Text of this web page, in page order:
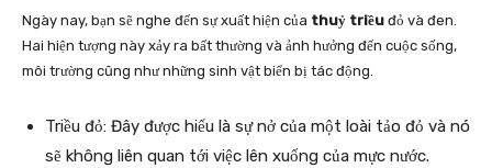
Ngày nay, bạn sẽ nghe đến sự xuất hiện của thuỷ triều đỏ và đen.
Hai hiện tượng này xảy ra bất thường và ảnh hưởng đến cuộc sống,
môi trường cũng như những sinh vật biển bị tác động.
Triều đỏ: Đây được hiểu là sự nở của một loài tảo đỏ và nó
sẽ không liên quan tới việc lên xuống của mực nước.